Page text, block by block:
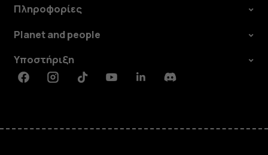
Πληροφορίες
Planet and people
Υποστήριξη
FacebookInstagramTiktokYoutubeLinkedinDiscord